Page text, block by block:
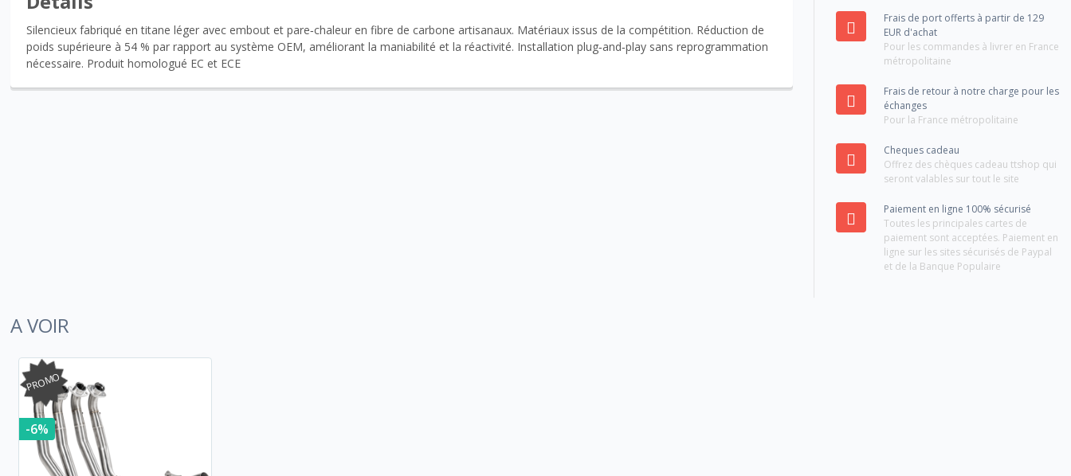
Silencieux fabriqué en titane léger avec embout et pare‑chaleur en fibre de carbone artisanaux. Matériaux issus de la compétition. Réduction de
poids supérieure à 54 % par rapport au système OEM, améliorant la maniabilité et la réactivité. Installation plug‑and‑play sans reprogrammation
nécessaire. Produit homologué EC et ECE
Frais de port offerts à partir de 129
EUR d'achat
Pour les commandes à livrer en France
métropolitaine
Frais de retour à notre charge pour les
échanges
Pour la France métropolitaine
Cheques cadeau
Offrez des chèques cadeau ttshop qui
seront valables sur tout le site
Paiement en ligne 100% sécurisé
Toutes les principales cartes de
paiement sont acceptées. Paiement en
ligne sur les sites sécurisés de Paypal
et de la Banque Populaire
A VOIR
PROMO
-6%